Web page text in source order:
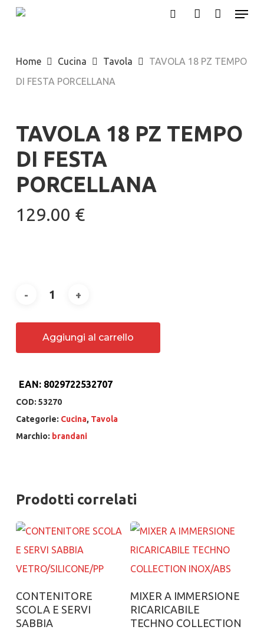
Skip
content
Menu
Home Cucina Tavola
TAVOLA 18 PZ TEMPO
DI FESTA PORCELLANA
TAVOLA 18 PZ TEMPO
DI FESTA
PORCELLANA
129.00 €
Aggiungi al carrello
EAN: 8029722532707
COD: 53270
Categorie: Cucina, Tavola
Marchio: brandani
Prodotti correlati
Aggiungi al carrello
CONTENITORE
SCOLA E SERVI
SABBIA
Aggiungi al carrello
MIXER A IMMERSIONE
RICARICABILE
TECHNO COLLECTION